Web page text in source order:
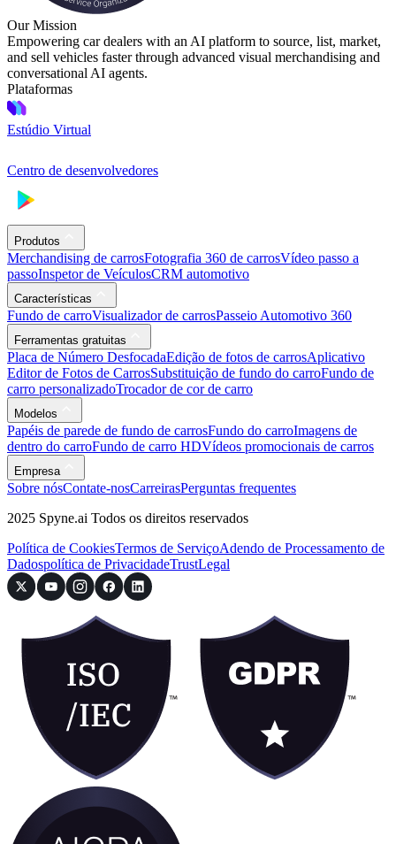
Our Mission
Empowering car dealers with an AI platform to source, list, market,
and sell vehicles faster through advanced visual merchandising and
conversational AI agents.
Plataformas
Estúdio Virtual
Centro de desenvolvedores
Produtos
Merchandising de carrosFotografia 360 de carrosVídeo passo a
passoInspetor de VeículosCRM automotivo
Características
Fundo de carroVisualizador de carrosPasseio Automotivo 360
Ferramentas gratuitas
Placa de Número DesfocadaEdição de fotos de carrosAplicativo
Editor de Fotos de CarrosSubstituição de fundo do carroFundo de
carro personalizadoTrocador de cor de carro
Modelos
Papéis de parede de fundo de carrosFundo do carroImagens de
dentro do carroFundo de carro HDVídeos promocionais de carros
Empresa
Sobre nósContate-nosCarreirasPerguntas frequentes
2025 Spyne.ai Todos os direitos reservados
Política de CookiesTermos de ServiçoAdendo de Processamento de
Dadospolítica de PrivacidadeTrustLegal